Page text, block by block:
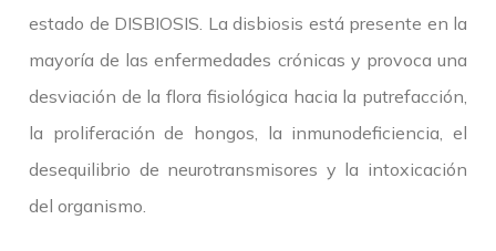
estado de DISBIOSIS. La disbiosis está presente en la
mayoría de las enfermedades crónicas y provoca una
desviación de la flora fisiológica hacia la putrefacción,
la proliferación de hongos, la inmunodeficiencia, el
desequilibrio de neurotransmisores y la intoxicación
del organismo.